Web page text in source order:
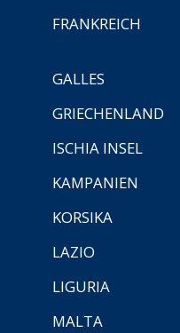
FRANKREICH
GALLES
GRIECHENLAND
ISCHIA INSEL
KAMPANIEN
KORSIKA
LAZIO
LIGURIA
MALTA